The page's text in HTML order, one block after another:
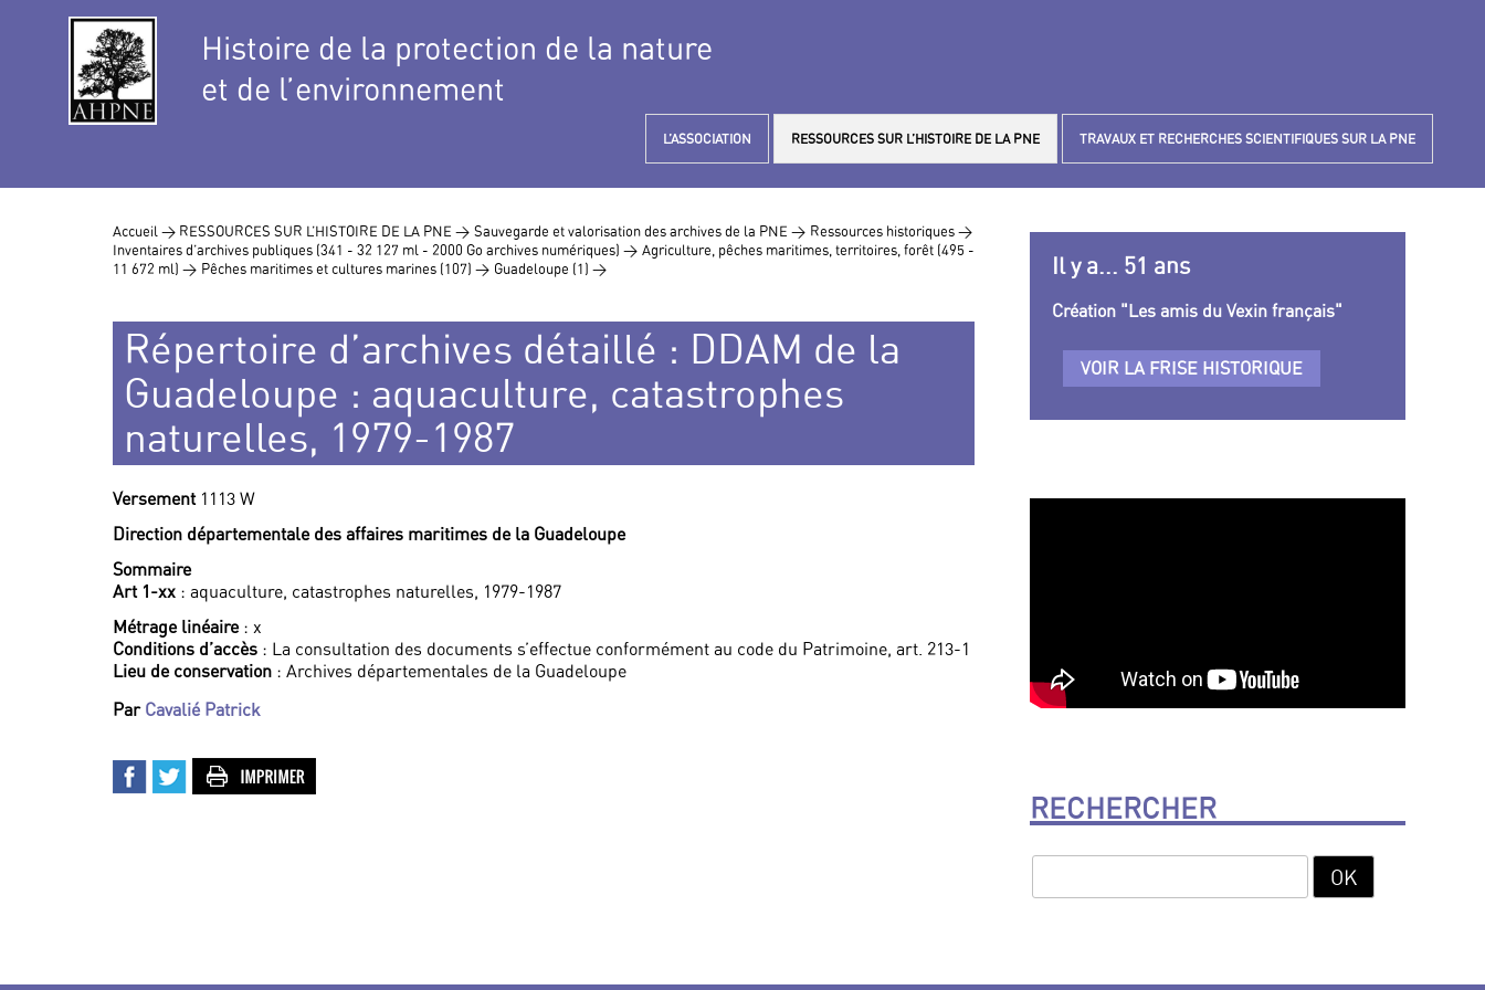
Histoire de la protection de la nature
et de l’environnement
L’ASSOCIATION RESSOURCES SUR L’HISTOIRE DE LA PNE TRAVAUX ET RECHERCHES SCIENTIFIQUES SUR LA PNE
Accueil > RESSOURCES SUR L’HISTOIRE DE LA PNE > Sauvegarde et valorisation des archives de la PNE > Ressources historiques >
Inventaires d’archives publiques (341 - 32 127 ml - 2000 Go archives numériques) > Agriculture, pêches maritimes, territoires, forêt (495 -
11 672 ml) > Pêches maritimes et cultures marines (107) > Guadeloupe (1) >
Répertoire d’archives détaillé : DDAM de la
Guadeloupe : aquaculture, catastrophes
naturelles, 1979-1987
Versement 1113 W
Direction départementale des affaires maritimes de la Guadeloupe
Sommaire
Art 1-xx : aquaculture, catastrophes naturelles, 1979-1987
Métrage linéaire: x
Conditions d’accès : La consultation des documents s’effectue conformément au code du Patrimoine, art. 213-1
Lieu de conservation : Archives départementales de la Guadeloupe
Par Cavalié Patrick
Il y a... 51 ans
Création "Les amis du Vexin français"
VOIR LA FRISE HISTORIQUE
RECHERCHER